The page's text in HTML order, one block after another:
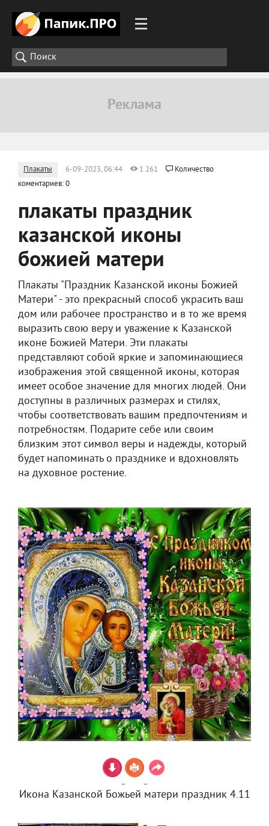
Плакаты 6-09-2023, 06:44 1 261
Количество
коментариев: 0
плакаты праздник
казанской иконы
божией матери
Плакаты "Праздник Казанской иконы Божией
Матери" - это прекрасный способ украсить ваш
дом или рабочее пространство и в то же время
выразить свою веру и уважение к Казанской
иконе Божией Матери. Эти плакаты
представляют собой яркие и запоминающиеся
изображения этой священной иконы, которая
имеет особое значение для многих людей. Они
доступны в различных размерах и стилях,
чтобы соответствовать вашим предпочтениям и
потребностям. Подарите себе или своим
близким этот символ веры и надежды, который
будет напоминать о празднике и вдохновлять
на духовное ростение.
Икона Казанской Божьей матери праздник 4.11